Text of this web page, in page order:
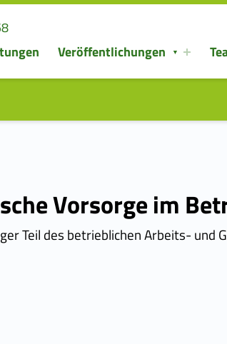
Veröffentlichungen
Vorsorge im
Teil des betrieblichen Arbeits- und